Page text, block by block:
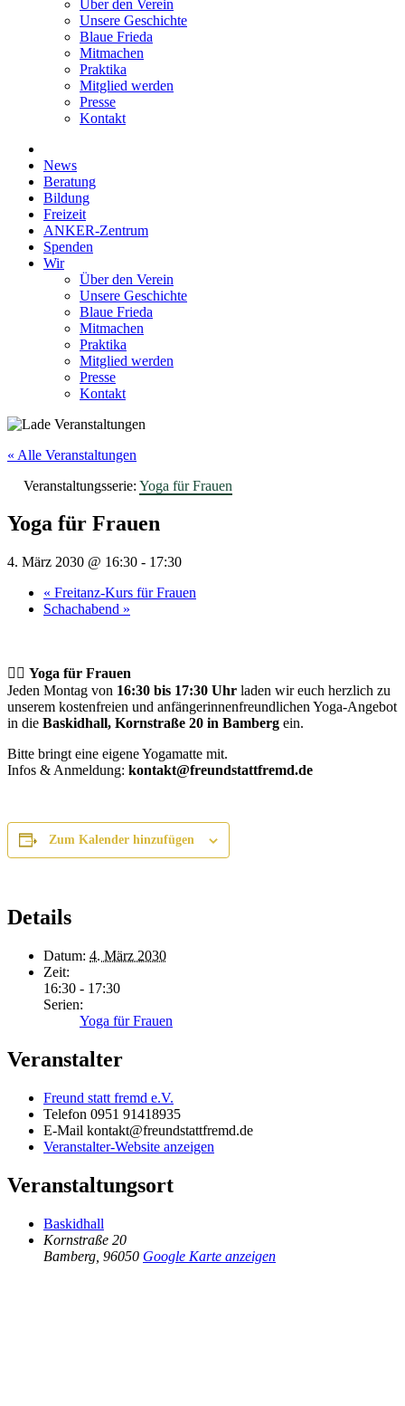
Über den Verein
Unsere Geschichte
Blaue Frieda
Mitmachen
Praktika
Mitglied werden
Presse
Kontakt
News
Beratung
Bildung
Freizeit
ANKER-Zentrum
Spenden
Wir
Über den Verein
Unsere Geschichte
Blaue Frieda
Mitmachen
Praktika
Mitglied werden
Presse
Kontakt
« Alle Veranstaltungen
Veranstaltungsserie: Yoga für Frauen
Yoga für Frauen
4. März 2030 @ 16:30 - 17:30
« Freitanz-Kurs für Frauen
Schachabend »
🧘‍♀️ Yoga für Frauen
Jeden Montag von 16:30 bis 17:30 Uhr laden wir euch herzlich zu
unserem kostenfreien und anfängerinnenfreundlichen Yoga-Angebot
in die Baskidhall, Kornstraße 20 in Bamberg ein.
Bitte bringt eine eigene Yogamatte mit.
Infos & Anmeldung: kontakt@freundstattfremd.de
Zum Kalender hinzufügen
Details
Datum: 4. März 2030
Zeit:
16:30 - 17:30
Serien:
Yoga für Frauen
Veranstalter
Freund statt fremd e.V.
Telefon 0951 91418935
E-Mail kontakt@freundstattfremd.de
Veranstalter-Website anzeigen
Veranstaltungsort
Baskidhall
Kornstraße 20
Bamberg 96050 Google Karte anzeigen